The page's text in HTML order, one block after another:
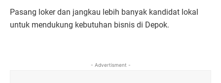
Pasang loker dan jangkau lebih banyak kandidat lokal
untuk mendukung kebutuhan bisnis di Depok.
- Advertisment -